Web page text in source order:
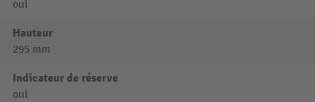
oui
Hauteur
295 mm
Indicateur de réserve
oui